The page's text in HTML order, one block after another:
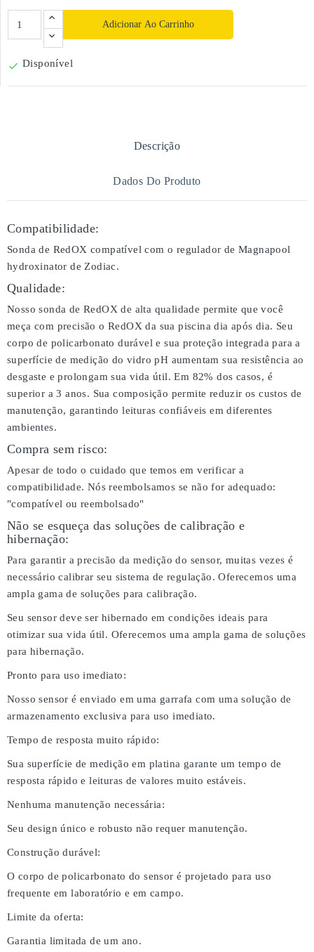
Adicionar Ao Carrinho
 Disponível
Descrição
Dados Do Produto
Compatibilidade:
Sonda de RedOX compatível com o regulador de Magnapool
hydroxinator de Zodiac.
Qualidade:
Nosso sonda de RedOX de alta qualidade permite que você
meça com precisão o RedOX da sua piscina dia após dia. Seu
corpo de policarbonato durável e sua proteção integrada para a
superfície de medição do vidro pH aumentam sua resistência ao
desgaste e prolongam sua vida útil. Em 82% dos casos, é
superior a 3 anos. Sua composição permite reduzir os custos de
manutenção, garantindo leituras confiáveis em diferentes
ambientes.
Compra sem risco:
Apesar de todo o cuidado que temos em verificar a
compatibilidade. Nós reembolsamos se não for adequado:
"compatível ou reembolsado"
Não se esqueça das soluções de calibração e
hibernação:
Para garantir a precisão da medição do sensor, muitas vezes é
necessário calibrar seu sistema de regulação. Oferecemos uma
ampla gama de soluções para calibração.
Seu sensor deve ser hibernado em condições ideais para
otimizar sua vida útil. Oferecemos uma ampla gama de soluções
para hibernação.
Pronto para uso imediato:
Nosso sensor é enviado em uma garrafa com uma solução de
armazenamento exclusiva para uso imediato.
Tempo de resposta muito rápido:
Sua superfície de medição em platina garante um tempo de
resposta rápido e leituras de valores muito estáveis.
Nenhuma manutenção necessária:
Seu design único e robusto não requer manutenção.
Construção durável:
O corpo de policarbonato do sensor é projetado para uso
frequente em laboratório e em campo.
Limite da oferta:
Garantia limitada de um ano.